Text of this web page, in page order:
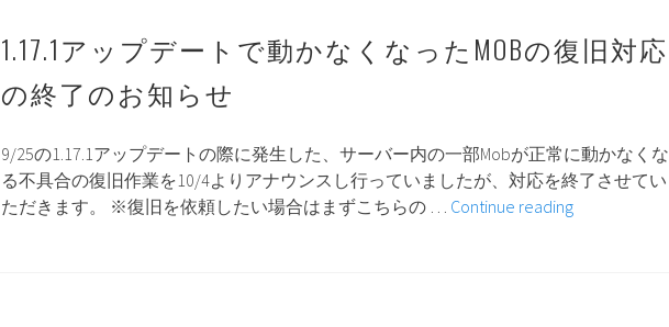
1.17.1アップデートで動かなくなったMOBの復旧対応
の終了のお知らせ
9/25の1.17.1アップデートの際に発生した、サーバー内の一部Mobが正常に動かなくな
る不具合の復旧作業を10/4よりアナウンスし行っていましたが、対応を終了させてい
ただきます。 ※復旧を依頼したい場合はまずこちらの … Continue reading1.17.1